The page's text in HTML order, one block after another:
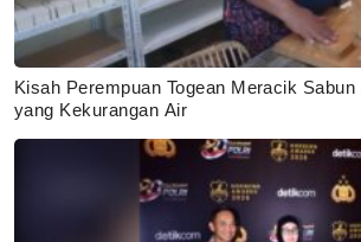
Kisah Perempuan Togean Meracik
yang Kekurangan Air